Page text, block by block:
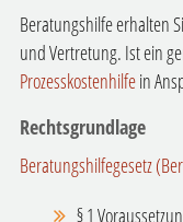
Beratungshilfe erhalten
und Vertretung. Ist ein
Prozesskostenhilfein
Rechtsgrundlage
Beratungshilfegesetz
§ 1